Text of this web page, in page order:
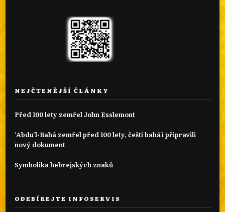
NEJČTENĚJŠÍ ČLÁNKY
Před 100 lety zemřel John Esslemont
‘Abdu’l-Bahá zemřel před 100 lety, čeští bahá'í připravili
nový dokument
Symbolika hebrejských znaků
ODEBÍREJTE INFOSERVIS